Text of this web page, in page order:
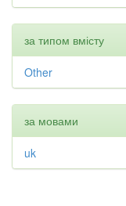
за типом вмісту
Other
за мовами
uk